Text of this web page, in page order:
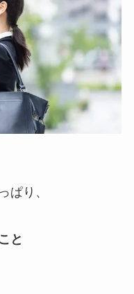
ぱり、
と